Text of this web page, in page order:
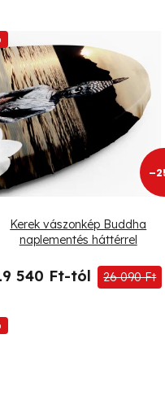
Kerek vászonkép Buddha
naplementés háttérrel
540 Ft-tól 26 090 Ft